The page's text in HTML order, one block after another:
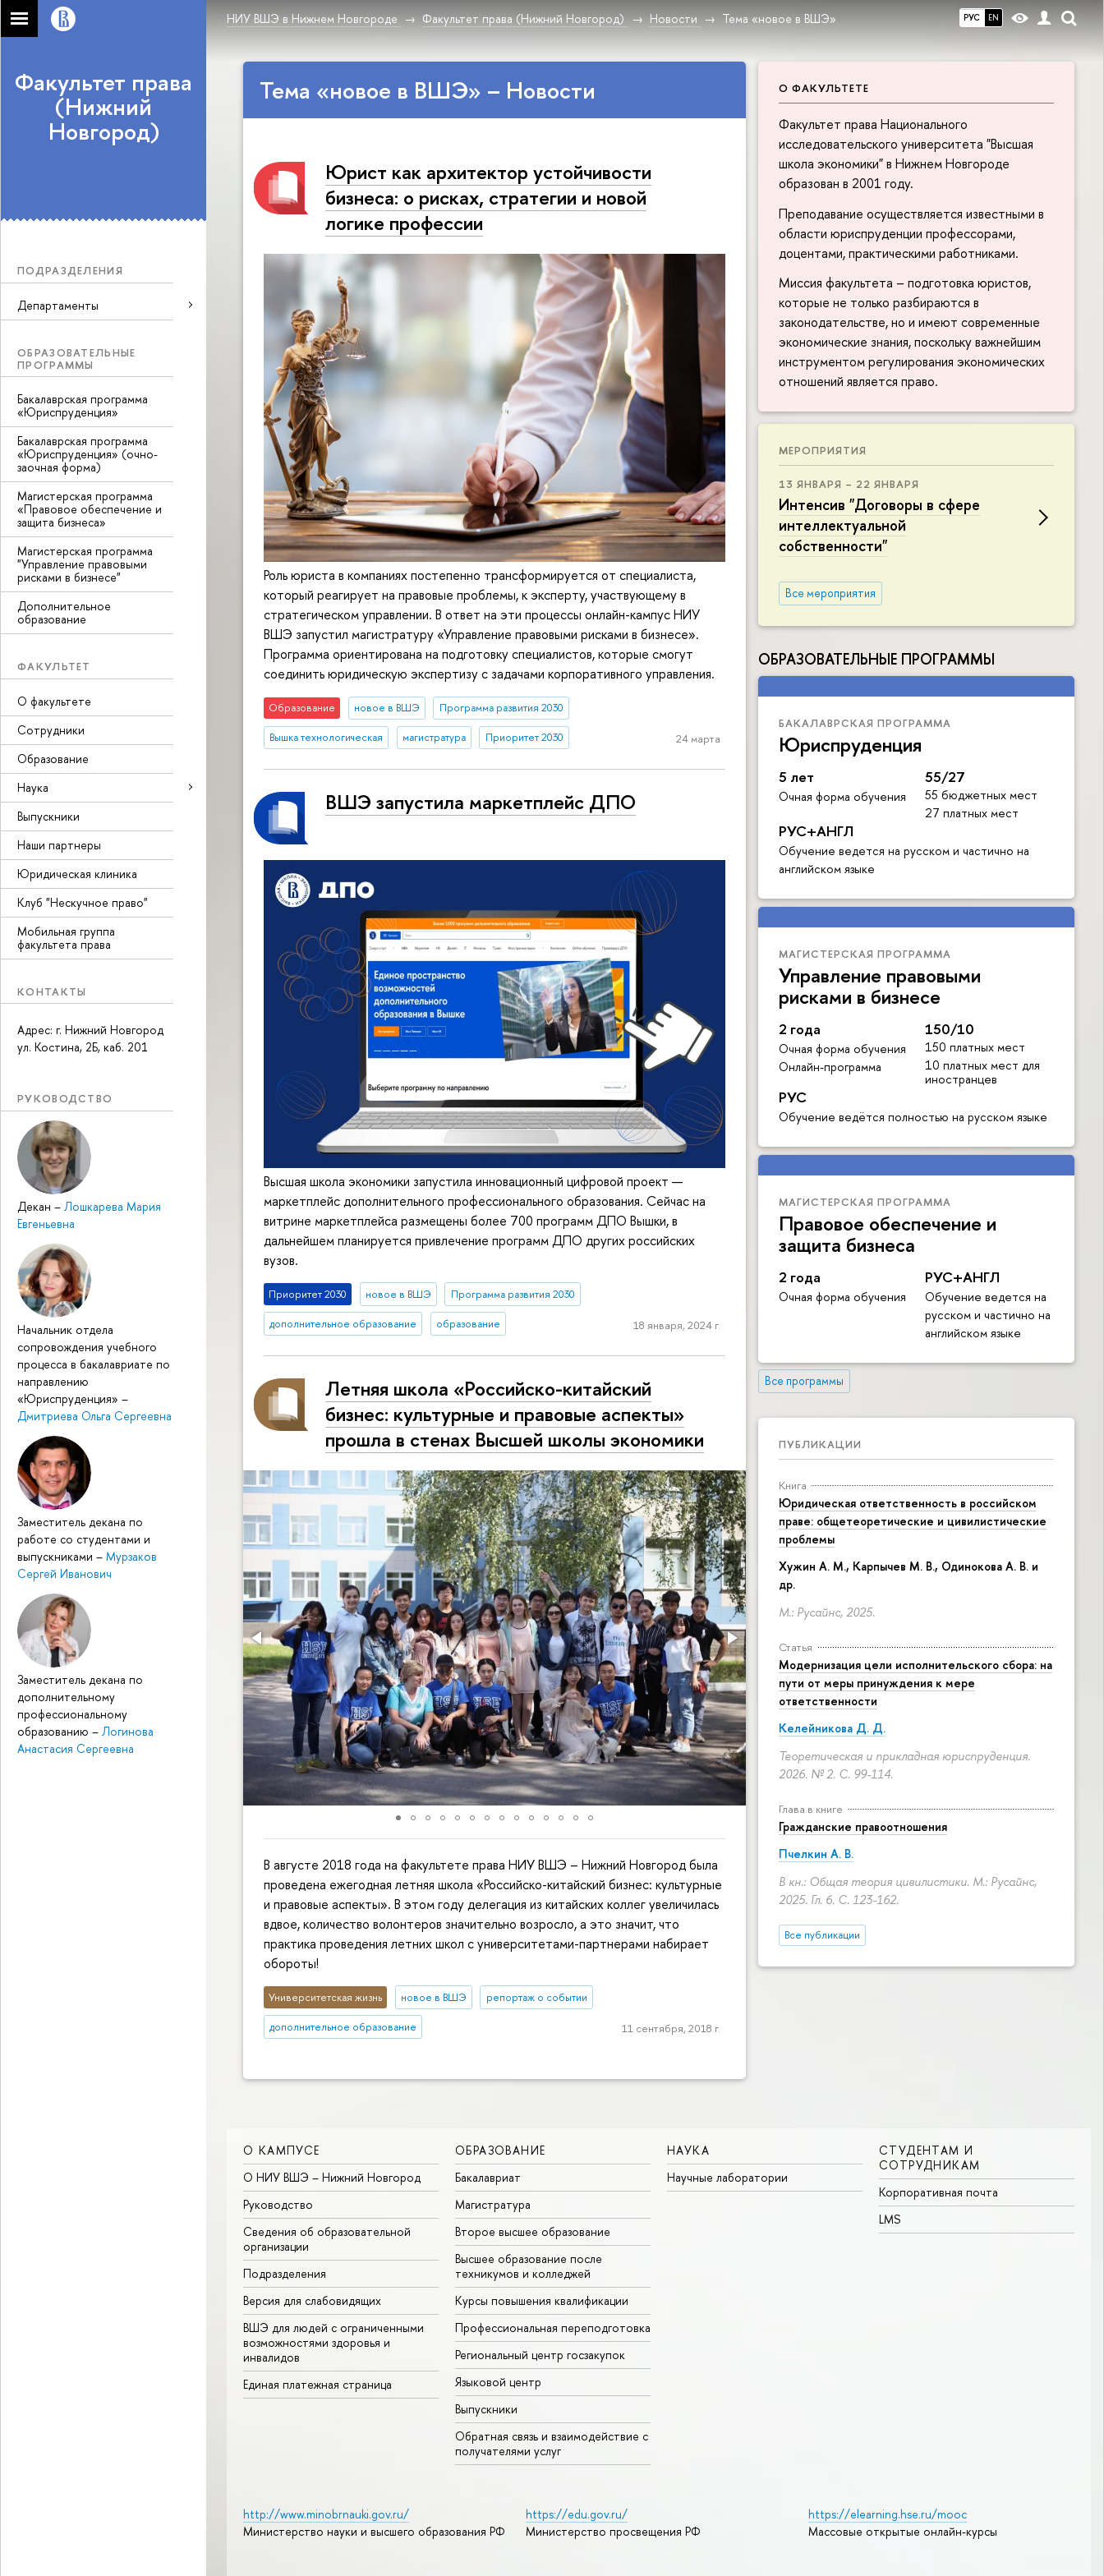
РУС EN
НИУ ВШЭ в Нижнем Новгороде Факультет права (Нижний Новгород) Новости Тема «новое в ВШЭ»
Факультет права
(Нижний
Новгород)
ПОДРАЗДЕЛЕНИЯ
Департаменты
ОБРАЗОВАТЕЛЬНЫЕ
ПРОГРАММЫ
Бакалаврская программа
«Юриспруденция»
Бакалаврская программа
«Юриспруденция» (очно-
заочная форма)
Магистерская программа
«Правовое обеспечение и
защита бизнеса»
Магистерская программа
"Управление правовыми
рисками в бизнесе"
Дополнительное
образование
ФАКУЛЬТЕТ
О факультете
Сотрудники
Образование
Наука
Выпускники
Наши партнеры
Юридическая клиника
Клуб "Нескучное право"
Мобильная группа
факультета права
КОНТАКТЫ
Адрес: г. Нижний Новгород
ул. Костина, 2Б, каб. 201
РУКОВОДСТВО
Декан – Лошкарева Мария
Евгеньевна
Начальник отдела
сопровождения учебного
процесса в бакалавриате по
направлению
«Юриспруденция» –
Дмитриева Ольга Сергеевна
Заместитель декана по
работе со студентами и
выпускниками – Мурзаков
Сергей Иванович
Заместитель декана по
дополнительному
профессиональному
образованию – Логинова
Анастасия Сергеевна
О ФАКУЛЬТЕТЕ
Факультет права Национального
исследовательского университета "Высшая
школа экономики" в Нижнем Новгороде
образован в 2001 году.
Преподавание осуществляется известными в
области юриспруденции профессорами,
доцентами, практическими работниками.
Миссия факультета – подготовка юристов,
которые не только разбираются в
законодательстве, но и имеют современные
экономические знания, поскольку важнейшим
инструментом регулирования экономических
отношений является право.
МЕРОПРИЯТИЯ
13 ЯНВАРЯ – 22 ЯНВАРЯ
Интенсив "Договоры в сфере
интеллектуальной
собственности"
Все мероприятия
ОБРАЗОВАТЕЛЬНЫЕ ПРОГРАММЫ
БАКАЛАВРСКАЯ ПРОГРАММА
Юриспруденция
5 лет
Очная форма обучения
55/27
55 бюджетных мест
27 платных мест
РУС+АНГЛ
Обучение ведется на русском и частично на
английском языке
МАГИСТЕРСКАЯ ПРОГРАММА
Управление правовыми
рисками в бизнесе
2 года
Очная форма обучения
Онлайн-программа
150/10
150 платных мест
10 платных мест для
иностранцев
РУС
Обучение ведётся полностью на русском языке
МАГИСТЕРСКАЯ ПРОГРАММА
Правовое обеспечение и
защита бизнеса
2 года
Очная форма обучения
РУС+АНГЛ
Обучение ведется на
русском и частично на
английском языке
Все программы
ПУБЛИКАЦИИ
Книга
Юридическая ответственность в российском
праве: общетеоретические и цивилистические
проблемы
Хужин А. М., Карпычев М. В., Одинокова А. В. и
др.
М.: Русайнс, 2025.
Статья
Модернизация цели исполнительского сбора: на
пути от меры принуждения к мере
ответственности
Келейникова Д. Д.
Теоретическая и прикладная юриспруденция.
2026. № 2. С. 99-114.
Глава в книге
Гражданские правоотношения
Пчелкин А. В.
В кн.: Общая теория цивилистики. М.: Русайнс,
2025. Гл. 6. С. 123-162.
Все публикации
Тема «новое в ВШЭ» – Новости
Юрист как архитектор устойчивости
бизнеса: о рисках, стратегии и новой
логике профессии
Роль юриста в компаниях постепенно трансформируется от специалиста,
который реагирует на правовые проблемы, к эксперту, участвующему в
стратегическом управлении. В ответ на эти процессы онлайн-кампус НИУ
ВШЭ запустил магистратуру «Управление правовыми рисками в бизнесе».
Программа ориентирована на подготовку специалистов, которые смогут
соединить юридическую экспертизу с задачами корпоративного управления.
Образование новое в ВШЭ Программа развития 2030
Вышка технологическая магистратура Приоритет 2030 24 марта
ВШЭ запустила маркетплейс ДПО
Высшая школа экономики запустила инновационный цифровой проект —
маркетплейс дополнительного профессионального образования. Сейчас на
витрине маркетплейса размещены более 700 программ ДПО Вышки, в
дальнейшем планируется привлечение программ ДПО других российских
вузов.
Приоритет 2030 новое в ВШЭ Программа развития 2030
дополнительное образование образование 18 января, 2024 г.
Летняя школа «Российско-китайский
бизнес: культурные и правовые аспекты»
прошла в стенах Высшей школы экономики
В августе 2018 года на факультете права НИУ ВШЭ – Нижний Новгород была
проведена ежегодная летняя школа «Российско-китайский бизнес: культурные
и правовые аспекты». В этом году делегация из китайских коллег увеличилась
вдвое, количество волонтеров значительно возросло, а это значит, что
практика проведения летних школ с университетами-партнерами набирает
обороты!
Университетская жизнь новое в ВШЭ репортаж о событии
дополнительное образование 11 сентября, 2018 г.
О КАМПУСЕ
О НИУ ВШЭ – Нижний Новгород
Руководство
Сведения об образовательной
организации
Подразделения
Версия для слабовидящих
ВШЭ для людей с ограниченными
возможностями здоровья и
инвалидов
Единая платежная страница
ОБРАЗОВАНИЕ
Бакалавриат
Магистратура
Второе высшее образование
Высшее образование после
техникумов и колледжей
Курсы повышения квалификации
Профессиональная переподготовка
Региональный центр госзакупок
Языковой центр
Выпускники
Обратная связь и взаимодействие с
получателями услуг
НАУКА
Научные лаборатории
СТУДЕНТАМ И
СОТРУДНИКАМ
Корпоративная почта
LMS
http://www.minobrnauki.gov.ru/
Министерство науки и высшего образования РФ
https://edu.gov.ru/
Министерство просвещения РФ
https://elearning.hse.ru/mooc
Массовые открытые онлайн-курсы